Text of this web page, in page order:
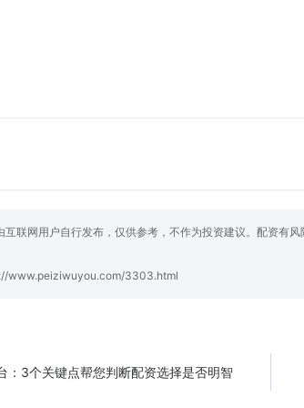
互联网用户自行发布，仅供参考，不作为投资建议。配资有风
www.peiziwuyou.com/3303.html
：3个关键点帮您判断配资选择是否明智